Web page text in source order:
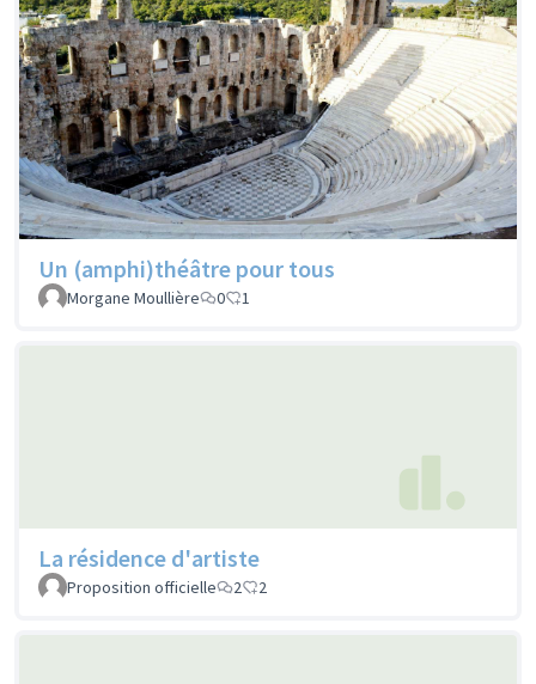
Un (amphi)théâtre pour tous
Morgane Moullière 0 1
La résidence d'artiste
Proposition officielle 2 2